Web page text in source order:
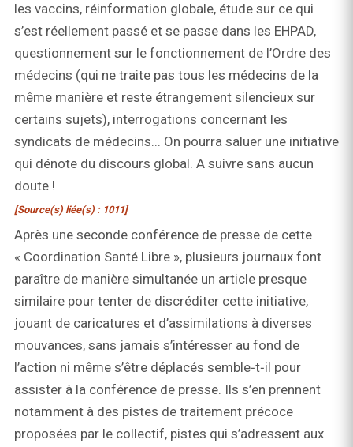
les vaccins, réinformation globale, étude sur ce qui
s’est réellement passé et se passe dans les EHPAD,
questionnement sur le fonctionnement de l’Ordre des
médecins (qui ne traite pas tous les médecins de la
même manière et reste étrangement silencieux sur
certains sujets), interrogations concernant les
syndicats de médecins... On pourra saluer une initiative
qui dénote du discours global. A suivre sans aucun
doute !
[Source(s) liée(s) : 1011]
Après une seconde conférence de presse de cette
« Coordination Santé Libre », plusieurs journaux font
paraître de manière simultanée un article presque
similaire pour tenter de discréditer cette initiative,
jouant de caricatures et d’assimilations à diverses
mouvances, sans jamais s’intéresser au fond de
l’action ni même s’être déplacés semble‑t‑il pour
assister à la conférence de presse. Ils s’en prennent
notamment à des pistes de traitement précoce
proposées par le collectif, pistes qui s’adressent aux